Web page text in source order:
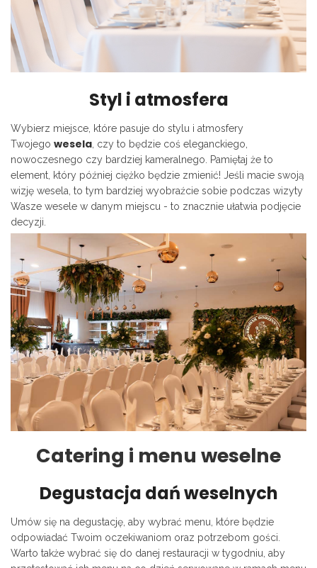
Styl i atmosfera
Wybierz miejsce, które pasuje do stylu i atmosfery
Twojego wesela, czy to będzie coś eleganckiego,
nowoczesnego czy bardziej kameralnego. Pamiętaj że to
element, który później ciężko będzie zmienić! Jeśli macie swoją
wizję wesela, to tym bardziej wyobraźcie sobie podczas wizyty
Wasze wesele w danym miejscu - to znacznie ułatwia podjęcie
decyzji.
Catering i menu weselne
Degustacja dań weselnych
Umów się na degustację, aby wybrać menu, które będzie
odpowiadać Twoim oczekiwaniom oraz potrzebom gości.
Warto także wybrać się do danej restauracji w tygodniu, aby